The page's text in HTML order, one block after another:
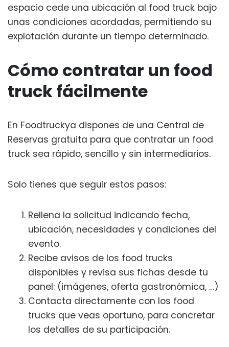
espacio cede una ubicación al food truck bajo
unas condiciones acordadas, permitiendo su
explotación durante un tiempo determinado.
Cómo contratar un food
truck fácilmente
En Foodtruckya dispones de una Central de
Reservas gratuita para que contratar un food
truck sea rápido, sencillo y sin intermediarios.
Solo tienes que seguir estos pasos:
Rellena la solicitud indicando fecha,
ubicación, necesidades y condiciones del
evento.
Recibe avisos de los food trucks
disponibles y revisa sus fichas desde tu
panel: (imágenes, oferta gastronómica, …)
Contacta directamente con los food
trucks que veas oportuno, para concretar
los detalles de su participación.